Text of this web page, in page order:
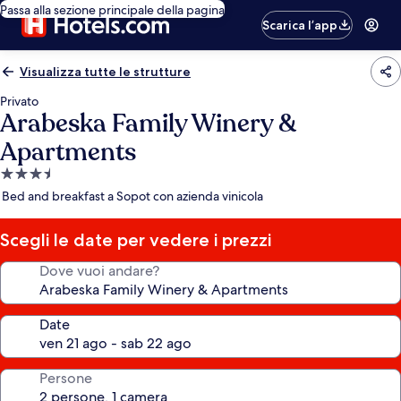
Passa alla sezione principale della pagina
Scarica l’app
Visualizza tutte le strutture
Privato
Arabeska Family Winery &
Apartments
Struttura
a
stelle
Bed and breakfast a Sopot con azienda vinicola
Scegli le date per vedere i prezzi
Dove vuoi andare?
Date
Persone